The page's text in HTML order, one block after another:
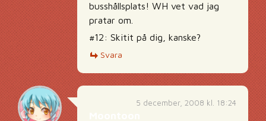
busshållsplats! WH vet vad jag
pratar om.
#12: Skitit på dig, kanske?
Svara
5 december, 2008 kl. 18:24